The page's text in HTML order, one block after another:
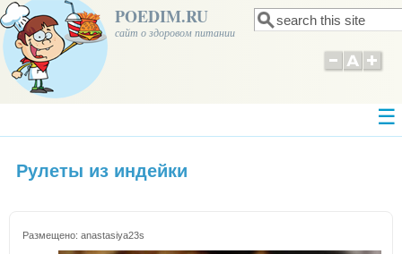
POEDIM.RU
сайт о здоровом питании Форма поиска
Поиск
Рулеты из индейки
Размещено: anastasiya23s